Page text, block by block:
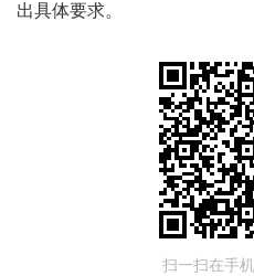
出具体要求。
扫一扫在手